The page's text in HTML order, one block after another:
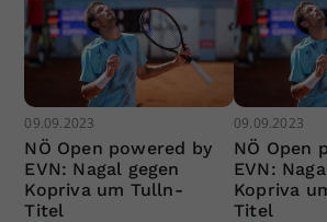
09.09.2023
NÖ Open powered by
EVN: Nagal gegen
Kopriva um Tulln-
Titel
09.09.2023
NÖ Open
EVN:
Kopriva
Titel